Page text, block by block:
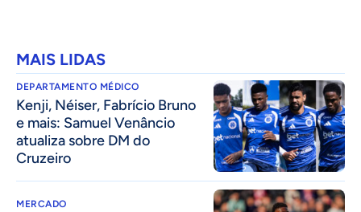
MAIS LIDAS
DEPARTAMENTO MÉDICO
Kenji, Néiser, Fabrício Bruno
e mais: Samuel Venâncio
atualiza sobre DM do
Cruzeiro
MERCADO